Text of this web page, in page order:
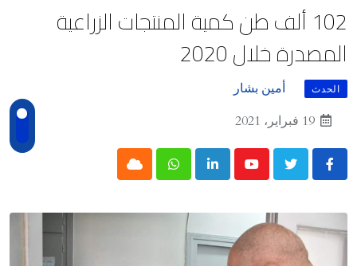
102 ألف طن كمية المنتجات الزراعية
المصدرة خلال 2020
الحدث
أمين بشار
19 فبراير، 2021
Youtube
LinkedIn
Whatsapp
Cloud